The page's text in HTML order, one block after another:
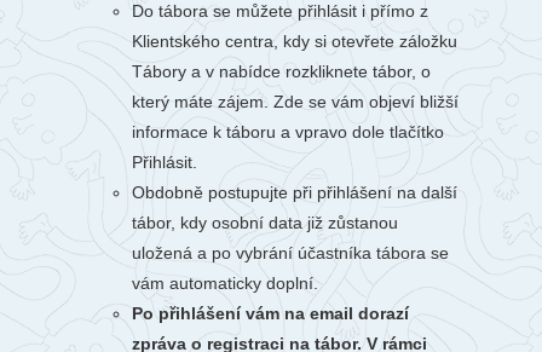
Do tábora se můžete přihlásit i přímo z
Klientského centra, kdy si otevřete záložku
Tábory a v nabídce rozkliknete tábor, o
který máte zájem. Zde se vám objeví bližší
informace k táboru a vpravo dole tlačítko
Přihlásit.
Obdobně postupujte při přihlášení na další
tábor, kdy osobní data již zůstanou
uložená a po vybrání účastníka tábora se
vám automaticky doplní.
Po přihlášení vám na email dorazí
zpráva o registraci na tábor. V rámci